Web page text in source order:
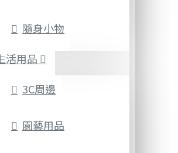
隨身小物
活用品
3C周邊
園藝用品